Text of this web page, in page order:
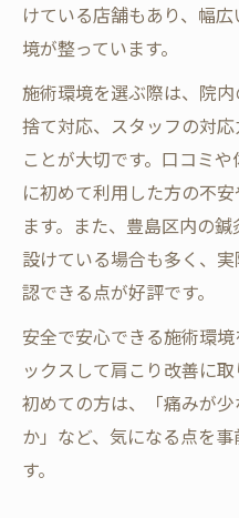
けている店舗もあり、幅
境が整っています。
施術環境を選ぶ際は、院
捨て対応、スタッフの対
ことが大切です。口コミ
に初めて利用した方の不
ます。また、豊島区内の
設けている場合も多く、
認できる点が好評です。
安全で安心できる施術環
ックスして肩こり改善に
初めての方は、「痛みが
か」など、気になる点を
す。